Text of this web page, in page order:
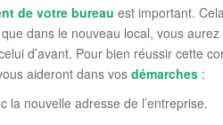
de votre bureau est important.
dans le nouveau local, vous aurez
d’avant. Pour bien réussir cette
aideront dans vos démarches :
nouvelle adresse de l’entreprise.